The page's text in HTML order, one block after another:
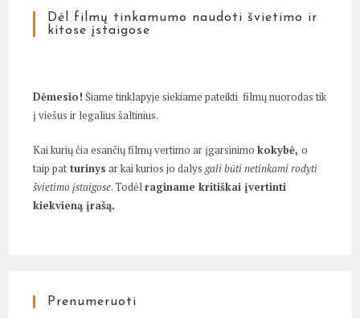
Dėl filmų tinkamumo naudoti švietimo ir
kitose įstaigose
Dėmesio! Šiame tinklapyje siekiame pateikti filmų nuorodas tik
į viešus ir legalius šaltinius.
Kai kurių čia esančių filmų vertimo ar įgarsinimokokybė,o
taip pat turinys ar kai kurios jo dalys gali būti netinkami rodyti
švietimo įstaigose. Todėlraginame kritiškai įvertinti
kiekvieną įrašą.
Prenumeruoti